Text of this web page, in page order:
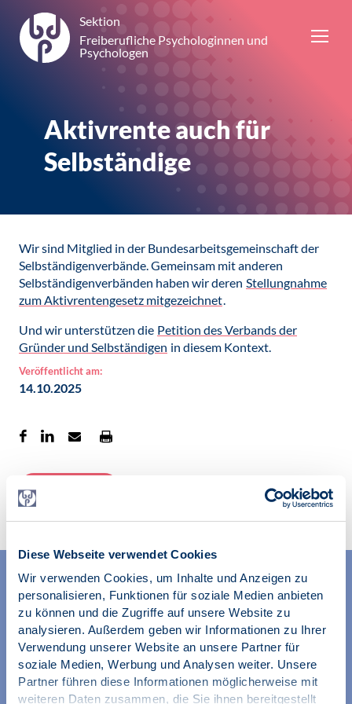
Diese Webseite verwendet Cookies
Wir verwenden Cookies, um Inhalte und Anzeigen zu
personalisieren, Funktionen für soziale Medien anbieten
zu können und die Zugriffe auf unsere Website zu
analysieren. Außerdem geben wir Informationen zu Ihrer
Verwendung unserer Website an unsere Partner für
soziale Medien, Werbung und Analysen weiter. Unsere
Partner führen diese Informationen möglicherweise mit
weiteren Daten zusammen, die Sie ihnen bereitgestellt
Sektion
Freiberufliche Psychologinnen und
Psychologen
Aktivrente auch für
Selbständige
Wir sind Mitglied in der Bundesarbeitsgemeinschaft der
Selbständigenverbände. Gemeinsam mit anderen
Selbständigenverbänden haben wir deren Stellungnahme
zum Aktivrentengesetz mitgezeichnet.
Und wir unterstützen die Petition des Verbands der
Gründer und Selbständigen in diesem Kontext.
Veröffentlicht am:
14.10.2025
Zur Übersicht
Wir unterstützen alle Psychologinnen und Psychologen in
ihrer Berufsausübung und bei der Festigung ihrer